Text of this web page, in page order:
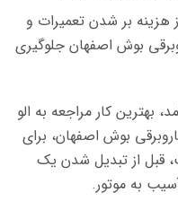
هزینه بر شدن تعمیرات و
بوش اصفهان جلوگیری
بهترین کار مراجعه به الو
بوش اصفهان، برای
قبل از تبدیل شدن یک
به موتور.